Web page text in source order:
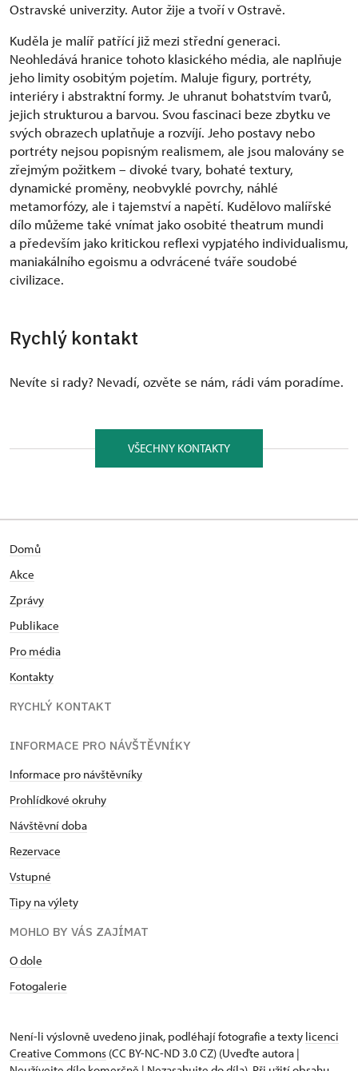
Ostravské univerzity. Autor žije a tvoří v Ostravě.
Kuděla je malíř patřící již mezi střední generaci.
Neohledává hranice tohoto klasického média, ale naplňuje
jeho limity osobitým pojetím. Maluje figury, portréty,
interiéry i abstraktní formy. Je uhranut bohatstvím tvarů,
jejich strukturou a barvou. Svou fascinaci beze zbytku ve
svých obrazech uplatňuje a rozvíjí. Jeho postavy nebo
portréty nejsou popisným realismem, ale jsou malovány se
zřejmým požitkem – divoké tvary, bohaté textury,
dynamické proměny, neobvyklé povrchy, náhlé
metamorfózy, ale i tajemství a napětí. Kudělovo malířské
dílo můžeme také vnímat jako osobité theatrum mundi
a především jako kritickou reflexi vypjatého individualismu,
maniakálního egoismu a odvrácené tváře soudobé
civilizace.
Rychlý kontakt
Nevíte si rady? Nevadí, ozvěte se nám, rádi vám poradíme.
VŠECHNY KONTAKTY
Domů
Akce
Zprávy
Publikace
Pro média
Kontakty
RYCHLÝ KONTAKT
INFORMACE PRO NÁVŠTĚVNÍKY
Informace pro návštěvníky
Prohlídkové okruhy
Návštěvní doba
Rezervace
Vstupné
Tipy na výlety
MOHLO BY VÁS ZAJÍMAT
O dole
Fotogalerie
Není-li výslovně uvedeno jinak, podléhají fotografie a texty licenci
Creative Commons (CC BY-NC-ND 3.0 CZ) (Uveďte autora |